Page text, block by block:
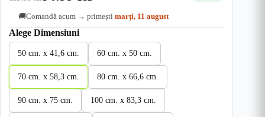
🚚Comandă acum → primești marți, 11 august
Alege Dimensiuni
50 cm. x 41,6 cm. 60 cm. x 50 cm.
70 cm. x 58,3 cm. 80 cm. x 66,6 cm.
90 cm. x 75 cm. 100 cm. x 83,3 cm.